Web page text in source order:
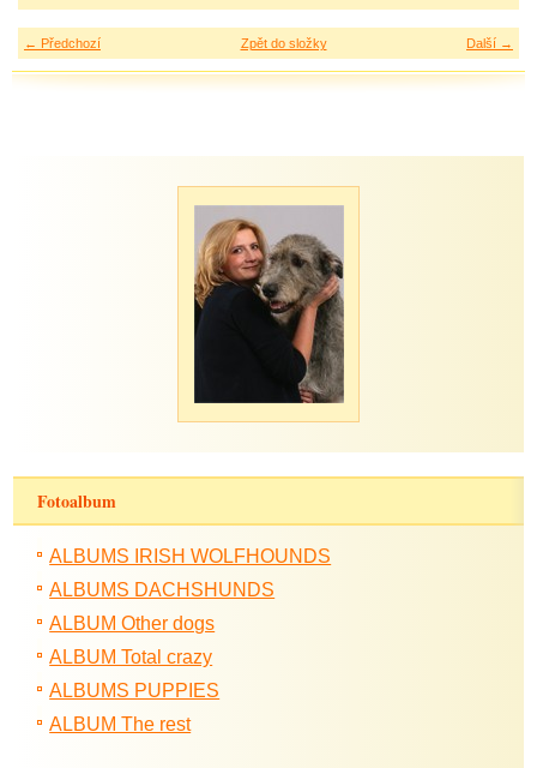
← Předchozí Další →
Zpět do složky
Fotoalbum
ALBUMS IRISH WOLFHOUNDS
ALBUMS DACHSHUNDS
ALBUM Other dogs
ALBUM Total crazy
ALBUMS PUPPIES
ALBUM The rest